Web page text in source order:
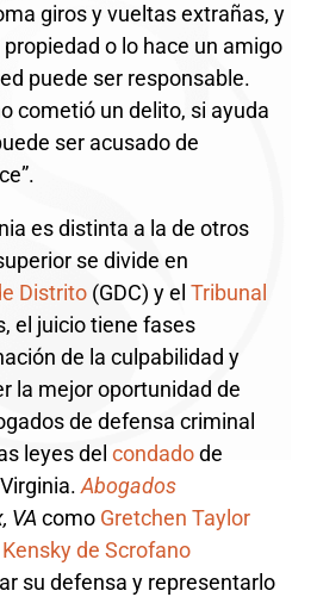
giros y vueltas extrañas, y
o lo hace un amigo
puede ser responsable.
cometió un delito, si ayuda
ser acusado de
es distinta a la de otros
se divide en
Distrito (GDC) y elTribunal
el juicio tiene fases
de la culpabilidad y
la mejor oportunidad de
de defensa criminal
leyes delcondadode
Abogados
VAcomo Gretchen Taylor
de Scrofano
su defensa y representarlo